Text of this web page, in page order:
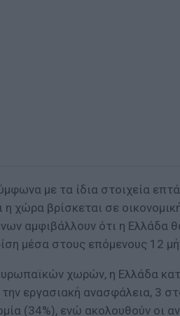
με τα ίδια στοιχεία
η χώρα βρίσκεται σε
αμφιβάλλουν ότι η Ελλάδα
μέσα στους επόμενους 12
χωρών, η Ελλάδα
εργασιακή ανασφάλεια, 3
(34%), ενώ ακολουθούν οι